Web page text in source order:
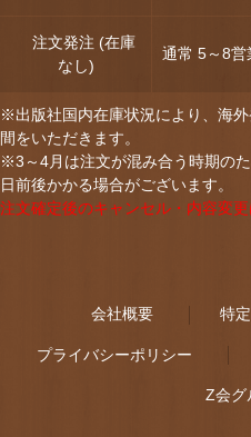
注文発注 (在庫
なし)
通常 5～8営
※出版社国内在庫状況により、海
間をいただきます。
※3～4月は注文が混み合う時期の
日前後かかる場合がございます。
注文確定後のキャンセル・内容変更
会社概要 特
プライバシーポリシー
Z会グ